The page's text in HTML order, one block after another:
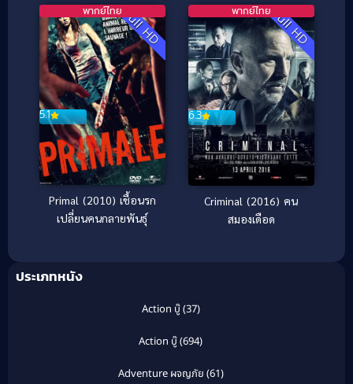
Full HD
5.1
พากย์ไทย
Primal (2010) เชื้อนรก
เปลี่ยนคนกลายพันธุ์
Full HD
6.3
พากย์ไทย
Criminal (2016) คน
สมองเดือด
ประเภทหนัง
Action บู๊(37)
Action บู๊(694)
Adventure ผจญภัย (61)